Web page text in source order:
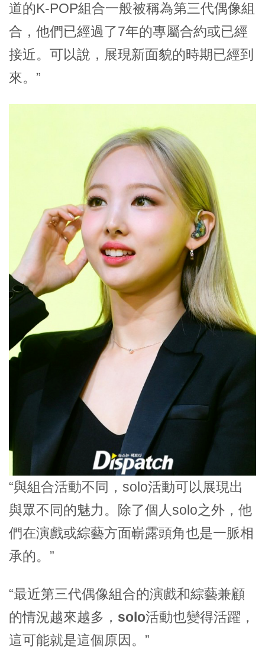
道的K-POP組合一般被稱為第三代偶像組
合，他們已經過了7年的專屬合約或已經
接近。可以說， 展現新面貌的時期已經到
來。”
“與組合活動不同，solo活動可以展現出
與眾不同的魅力。除了個人solo之外，他
們在演戲或綜藝方面嶄露頭角也是一脈相
承的。”
“最近第三代偶像組合的演戲和綜藝兼顧
的情況越來越多， solo活動也變得活躍，
這可能就是這個原因。”